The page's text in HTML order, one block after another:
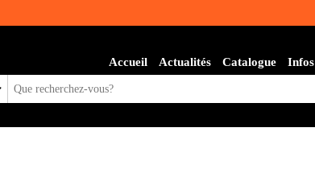
Accueil Actualités Catalogue